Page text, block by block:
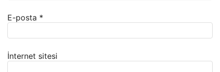
E-posta *
İnternet sitesi